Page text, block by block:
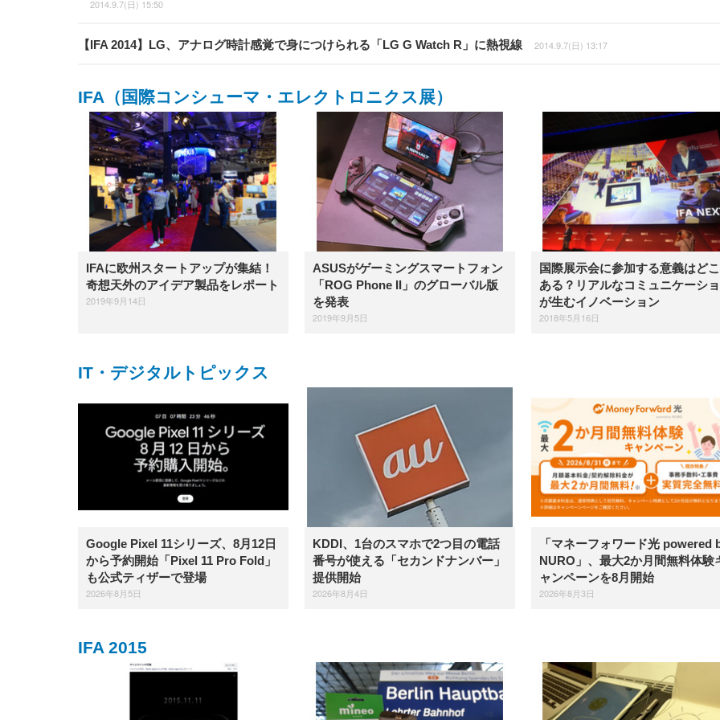
2014.9.7(日) 15:50
【IFA 2014】LG、アナログ時計感覚で身につけられる「LG G Watch R」に熱視線 2014.9.7(日) 13:17
IFA（国際コンシューマ・エレクトロニクス展）
IFAに欧州スタートアップが集結！
奇想天外のアイデア製品をレポート
2019年9月14日
ASUSがゲーミングスマートフォン
「ROG Phone II」のグローバル版
を発表
2019年9月5日
国際展示会に参加する意義はど
ある？リアルなコミュニケーシ
が生むイノベーション
2018年5月16日
IT・デジタルトピックス
Google Pixel 11シリーズ、8月12日
から予約開始「Pixel 11 Pro Fold」
も公式ティザーで登場
2026年8月5日
KDDI、1台のスマホで2つ目の電話
番号が使える「セカンドナンバー」
提供開始
2026年8月4日
「マネーフォワード光 powered
NURO」、最大2か月間無料体験
ャンペーンを8月開始
2026年8月3日
IFA 2015